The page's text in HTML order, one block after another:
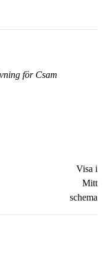
för Csam
Visa i
Mitt
schema